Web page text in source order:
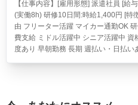
【仕事内容】[雇用形態] 派遣社員 [給
(実働8h) 研修10日間:時給1,400円 [特
由 フリーター活躍 マイカー通勤OK
費支給 ミドル活躍中 シニア活躍中 資
度あり 早朝勤務 長期 週払い・日払い